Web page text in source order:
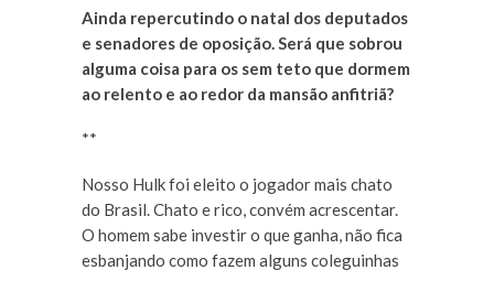
Ainda repercutindo o natal dos deputados
e senadores de oposição. Será que sobrou
alguma coisa para os sem teto que dormem
ao relento e ao redor da mansão anfitriã?
**
Nosso Hulk foi eleito o jogador mais chato
do Brasil. Chato e rico, convém acrescentar.
O homem sabe investir o que ganha, não fica
esbanjando como fazem alguns coleguinhas